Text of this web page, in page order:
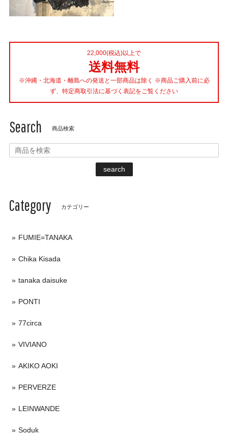
22,000(税込)以上で
送料無料
※沖縄・北海道・離島への発送と一部商品は除く ※商品ご購入前に必
ず、特定商取引法に基づく表記をご覧ください
Search 商品検索
search
Category カテゴリー
FUMIE=TANAKA
Chika Kisada
tanaka daisuke
PONTI
77circa
VIVIANO
AKIKO AOKI
PERVERZE
LEINWANDE
Soduk